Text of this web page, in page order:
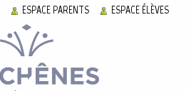
ESPACE PARENTS
ESPACE ÉLÈVES